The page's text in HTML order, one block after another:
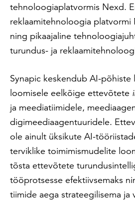
tehnoloogiaplatvormis Nexd.
reklaamitehnoloogia platvormi
ning pikaajaline
turundus- ja
Synapic keskendub AI-põhiste
loomisele eelkõige ettevõtete
ja meediatiimidele,
digimeediaagentuuridele.
ole ainult üksikute AI-
terviklike toimimismudelite
tõsta ettevõtete
tööprotsesse efektiivsemaks
tiimide aega strateegilisema ja